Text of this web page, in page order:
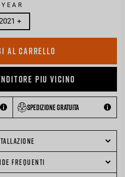
YEAR
+
AL CARRELLO
PIU VICINO
Spedizione gratuita
FREQUENTI